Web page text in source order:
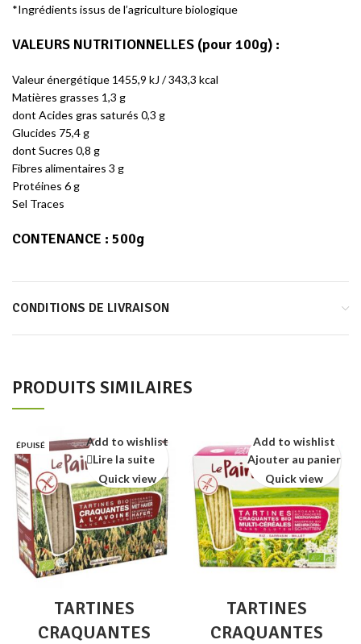
*Ingrédients issus de l’agriculture biologique
VALEURS NUTRITIONNELLES (pour 100g) :
Valeur énergétique 1455,9 kJ / 343,3 kcal
Matières grasses 1,3 g
dont Acides gras saturés 0,3 g
Glucides 75,4 g
dont Sucres 0,8 g
Fibres alimentaires 3 g
Protéines 6 g
Sel Traces
CONTENANCE : 500g
CONDITIONS DE LIVRAISON
PRODUITS SIMILAIRES
ÉPUISÉ
TARTINES
CRAQUANTES
Add to wishlist
Lire la suite
Quick view
TARTINES
CRAQUANTES
Add to wishlist
Ajouter au panier
Quick view